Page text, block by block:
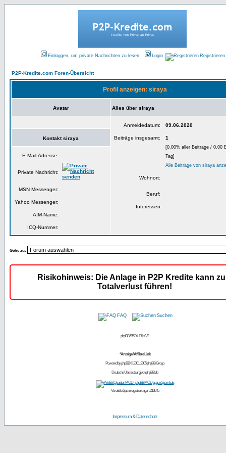
Einloggen, um private Nachrichten zu lesen Login Registrieren
P2P-Kredite.com Foren-Übersicht
Profil anzeigen: siraya
Avatar Alles über siraya
Anmeldedatum: 09.06.2020
Beiträge insgesamt: 1
[0.00% aller Beiträge / 0.00
Tag]
Alle Beiträge von siraya
Wohnort:
Beruf:
Interessen:
Kontakt siraya
E-Mail-Adresse:
Private Nachricht:
MSN Messenger:
Yahoo Messenger:
AIM-Name:
ICQ-Nummer:
Gehe zu:
Risikohinweis: Die Anlage in P2P Kredite kann
Totalverlust führen!
FAQ Suchen
phpBB SEO URLs V2
*Anzeige / Affiliate Link
Powered byphpBB© 2001, 2005 phpBB Group
Deutsche Übersetzung vonphpBB.de
Vereitelte Spamregistrierungen: 213045
Impressum & Datenschutz